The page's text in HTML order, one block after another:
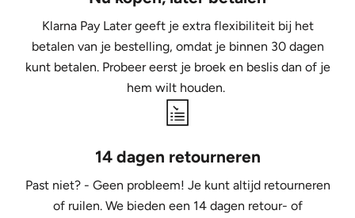
Klarna Pay Later geeft je extra flexibiliteit bij het
betalen van je bestelling, omdat je binnen 30 dagen
kunt betalen. Probeer eerst je broek en beslis dan of je
hem wilt houden.
14 dagen retourneren
Past niet? - Geen probleem! Je kunt altijd retourneren
of ruilen. We bieden een 14 dagen retour- of